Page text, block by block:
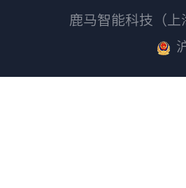
鹿马智能科技（